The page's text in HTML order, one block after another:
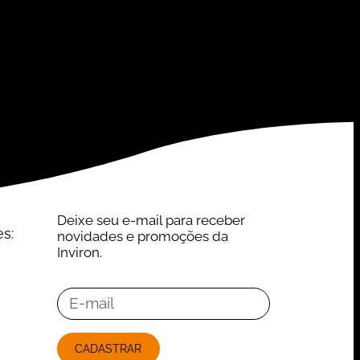
Deixe seu e-mail para receber
novidades e promoções da
Inviron.
CADASTRAR